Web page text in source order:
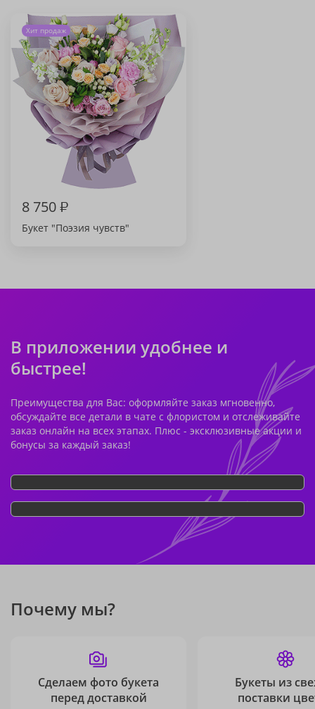
Хит продаж
8 750₽
Букет "Поэзия чувств"
В приложении удобнее и
быстрее!
Преимущества для Вас: оформляйте заказ мгновенно,
обсуждайте все детали в чате с флористом и отслеживайте
заказ онлайн на всех этапах. Плюс - эксклюзивные акции и
бонусы за каждый заказ!
Почему мы?
Сделаем фото букета
перед доставкой
Букеты из
поставки